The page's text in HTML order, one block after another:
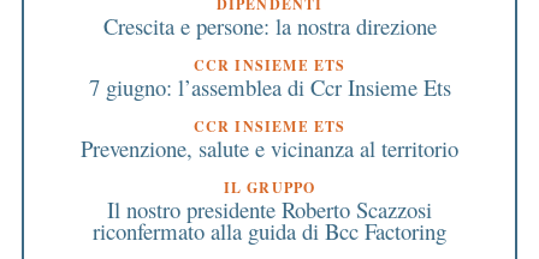
DIPENDENTI
Crescita e persone: la nostra direzione
CCR INSIEME ETS
7 giugno: l’assemblea di Ccr Insieme Ets
CCR INSIEME ETS
Prevenzione, salute e vicinanza al territorio
IL GRUPPO
Il nostro presidente Roberto Scazzosi
riconfermato alla guida di Bcc Factoring